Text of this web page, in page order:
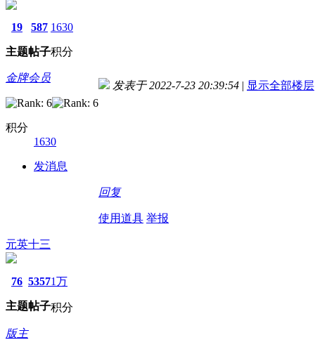
19
主题
587
帖子
1630
积分
金牌会员
积分
1630
发消息
发表于 2022-7-23 20:39:54 | 显示全部楼层
回复
使用道具 举报
元英十三
76
主题
5357
帖子
1万
积分
版主